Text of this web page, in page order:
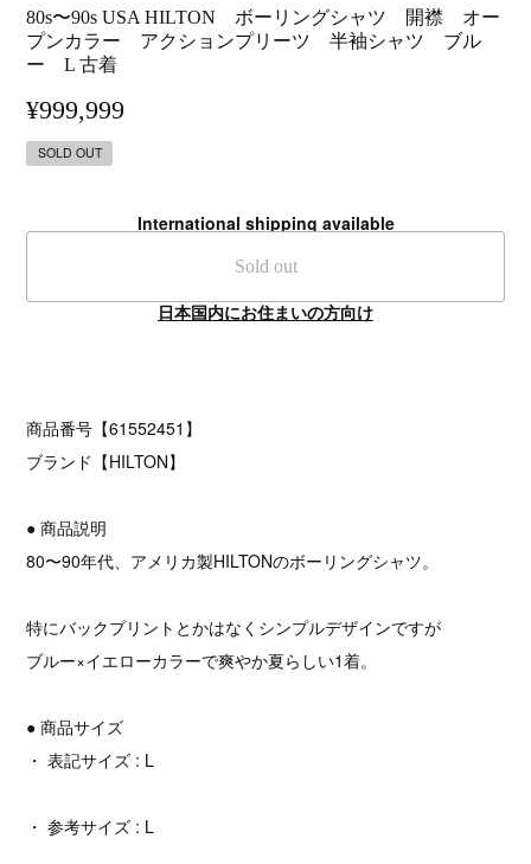
80s〜90s USA HILTON ボーリングシャツ 開襟 オー
プンカラー アクションプリーツ 半袖シャツ ブル
ー L 古着
¥999,999
SOLD OUT
International shipping available
Sold out
日本国内にお住まいの方向け
商品番号【61552451】
ブランド【HILTON】
● 商品説明
80〜90年代、アメリカ製HILTONのボーリングシャツ。
特にバックプリントとかはなくシンプルデザインですが
ブルー×イエローカラーで爽やか夏らしい1着。
● 商品サイズ
・ 表記サイズ : L
・ 参考サイズ : L